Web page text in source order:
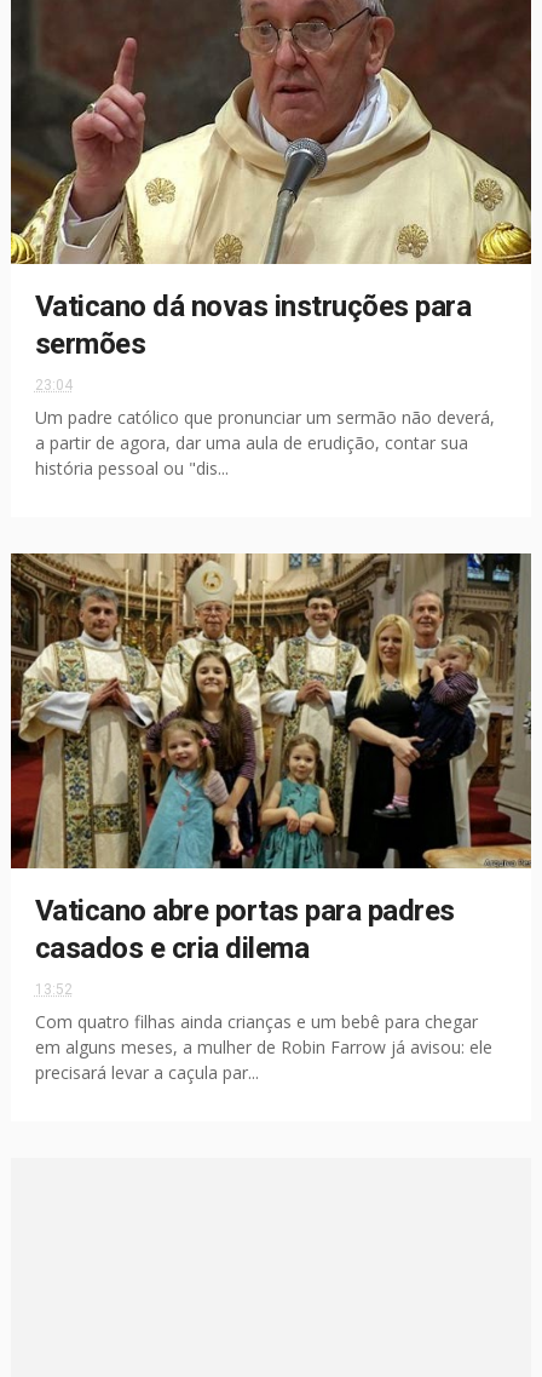
Vaticano dá novas instruções para
sermões
23:04
Um padre católico que pronunciar um sermão não deverá,
a partir de agora, dar uma aula de erudição, contar sua
história pessoal ou "dis...
Vaticano abre portas para padres
casados e cria dilema
13:52
Com quatro filhas ainda crianças e um bebê para chegar
em alguns meses, a mulher de Robin Farrow já avisou: ele
precisará levar a caçula par...